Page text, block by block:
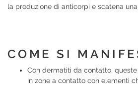
la produzione di anticorpi e scatena
COME SI
Con dermatiti da contatto, queste
in zone a contatto con elementi